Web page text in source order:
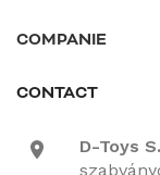
COMPANIE
CONTACT
location-icon D-Toys